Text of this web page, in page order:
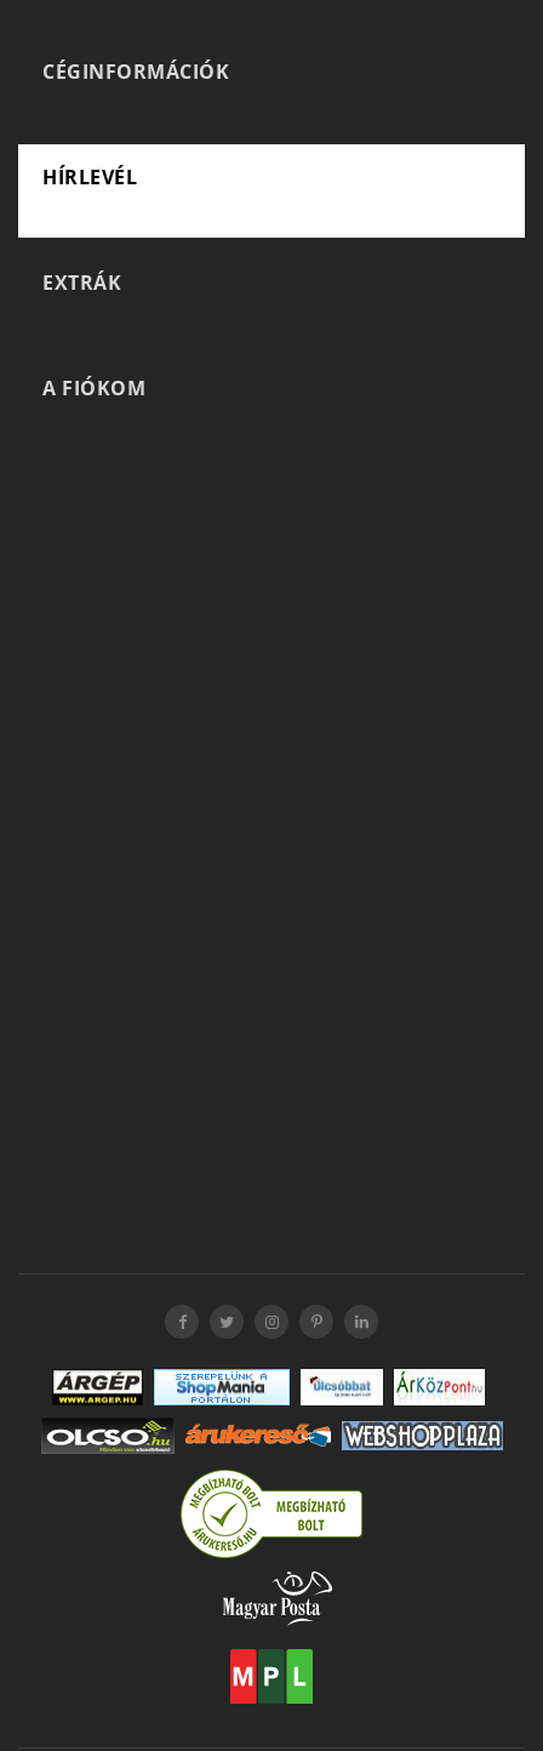
CÉGINFORMÁCIÓK
HÍRLEVÉL
EXTRÁK
A FIÓKOM